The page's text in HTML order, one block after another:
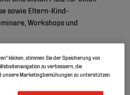
sowie Eltern-Kind-
Workshops und
klicken, stimmen Sie der Speicherung von
zu verbessern, die
unsere Marketingbemühungen zu unterstützen.